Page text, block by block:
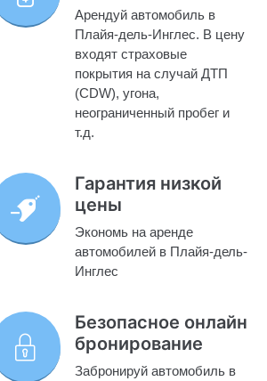
Арендуй автомобиль в
Плайя-дель-Инглес. В цену
входят страховые
покрытия на случай ДТП
(CDW), угона,
неограниченный пробег и
т.д.
Гарантия низкой
цены
Экономь на аренде
автомобилей в Плайя-дель-
Инглес
Безопасное онлайн
бронирование
Забронируй автомобиль в